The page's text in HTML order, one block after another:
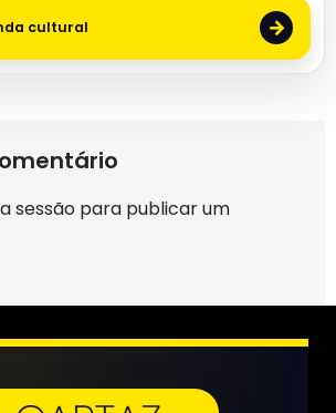
cultural →
sessão para publicar um